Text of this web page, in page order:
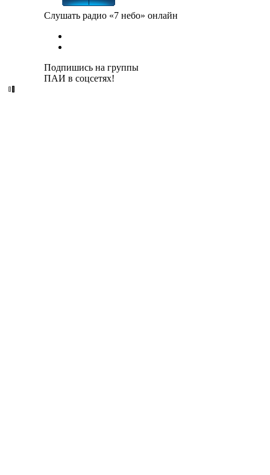
Слушать радио «7 небо» онлайн
Подпишись на группы
ПАИ в соцсетях!